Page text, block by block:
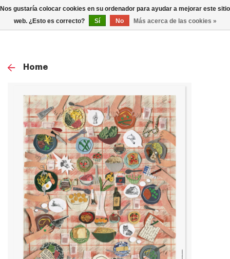
0
Home
Nos gustaría colocar cookies en su ordenador para ayudar a mejorar este sitio
web. ¿Esto es correcto?
Sí No Más acerca de las cookies »